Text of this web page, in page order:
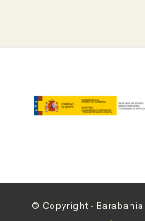
© Copyright -